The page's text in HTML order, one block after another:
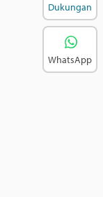
Dukungan
WhatsApp